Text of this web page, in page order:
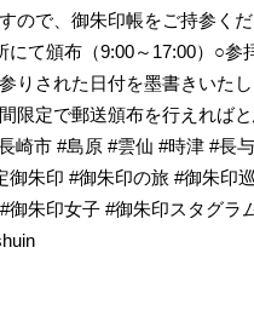
ので、御朱印帳をご持参く
にて頒布（9:00～17:00）○参
りされた日付を墨書きいた
限定で郵送頒布を行えれば
崎市 #島原 #雲仙 #時津 #長
御朱印 #御朱印の旅 #御朱印
御朱印女子 #御朱印スタグ